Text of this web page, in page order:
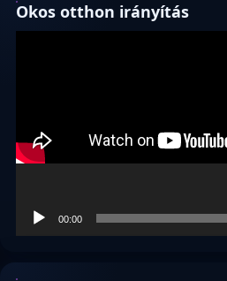
Okos otthon irányítás
00:00